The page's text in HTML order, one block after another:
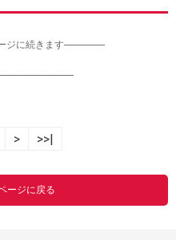
ジに続きます-----------------
> >>|
ージに戻る